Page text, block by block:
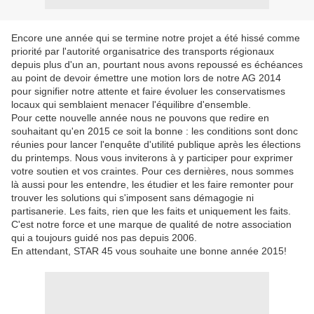
Encore une année qui se termine notre projet a été hissé comme
priorité par l'autorité organisatrice des transports régionaux
depuis plus d'un an, pourtant nous avons repoussé es échéances
au point de devoir émettre une motion lors de notre AG 2014
pour signifier notre attente et faire évoluer les conservatismes
locaux qui semblaient menacer l'équilibre d'ensemble.
Pour cette nouvelle année nous ne pouvons que redire en
souhaitant qu'en 2015 ce soit la bonne : les conditions sont donc
réunies pour lancer l'enquête d'utilité publique après les élections
du printemps. Nous vous inviterons à y participer pour exprimer
votre soutien et vos craintes. Pour ces dernières, nous sommes
là aussi pour les entendre, les étudier et les faire remonter pour
trouver les solutions qui s'imposent sans démagogie ni
partisanerie. Les faits, rien que les faits et uniquement les faits.
C'est notre force et une marque de qualité de notre association
qui a toujours guidé nos pas depuis 2006.
En attendant, STAR 45 vous souhaite une bonne année 2015!